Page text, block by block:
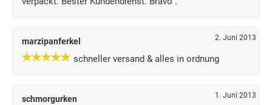
marzipanferkel 2. Juni 2013
schneller versand & alles in ordnung
schmorgurken 1. Juni 2013